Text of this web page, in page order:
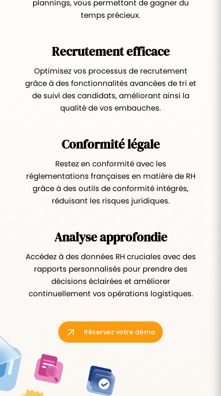
plannings, vous permettant de gagner du
temps précieux.
Recrutement efficace
Optimisez vos processus de recrutement
grâce à des fonctionnalités avancées de tri et
de suivi des candidats, améliorant ainsi la
qualité de vos embauches.
Conformité légale
Restez en conformité avec les
réglementations françaises en matière de RH
grâce à des outils de conformité intégrés,
réduisant les risques juridiques.
Analyse approfondie
Accédez à des données RH cruciales avec des
rapports personnalisés pour prendre des
décisions éclairées et améliorer
continuellement vos opérations logistiques.
Réservez votre démo